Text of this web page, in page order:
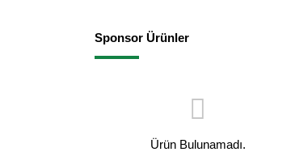
Sponsor Ürünler
Ürün Bulunamadı.